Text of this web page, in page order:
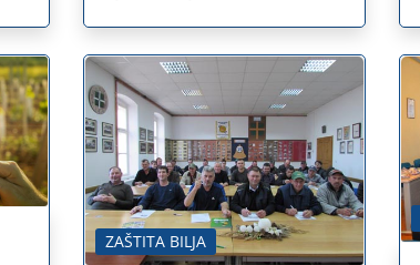
ZAŠTITA BILJA